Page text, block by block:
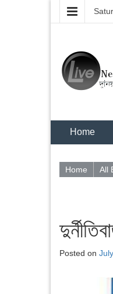
Home
Home All
Posted on